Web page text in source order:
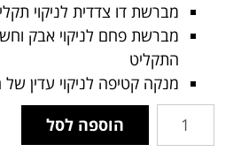
מברשת דו צדדית לניקוי
מברשת פחם לניקוי אבק
התקליט
מנקה קטיפה לניקוי עדין
הוספה לסל